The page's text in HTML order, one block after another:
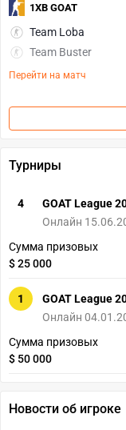
Team Loba
Team Buster
Перейти на матч
1XB GOAT
Турниры
4
GOAT League
Онлайн
Сумма призовых
$ 25 000
1
GOAT League
Онлайн
Сумма призовых
$ 50 000
Новости об игроке